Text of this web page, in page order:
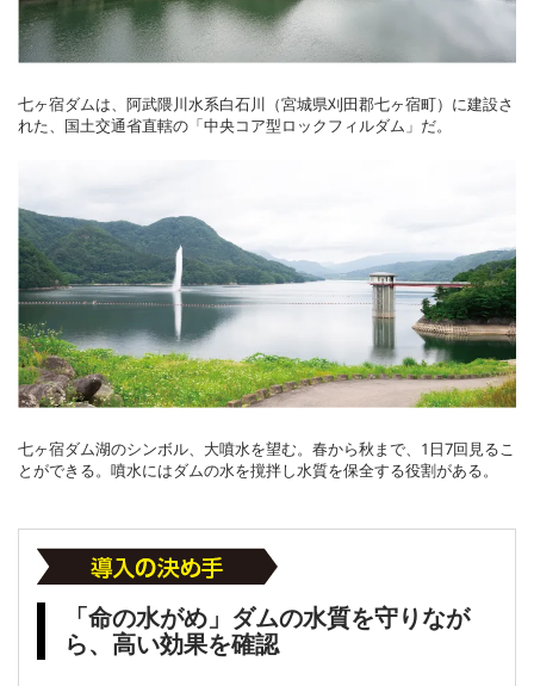
七ヶ宿ダムは、阿武隈川水系白石川（宮城県刈田郡七ヶ宿町）に建設さ
れた、国土交通省直轄の「中央コア型ロックフィルダム」だ。
七ヶ宿ダム湖のシンボル、大噴水を望む。春から秋まで、1日7回見るこ
とができる。噴水にはダムの水を撹拌し水質を保全する役割がある。
「命の水がめ」ダムの水質を守りなが
ら、高い効果を確認